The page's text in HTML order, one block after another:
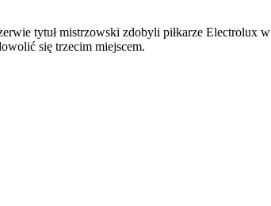
tytuł mistrzowski zdobyli piłkarze Electrolux w
się trzecim miejscem.